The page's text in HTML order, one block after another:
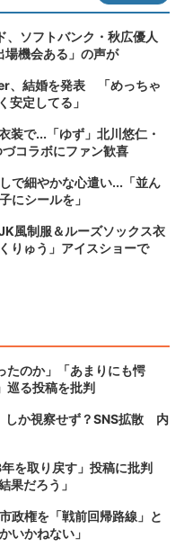
、ソフトバンク・秋広優人
場機会ある」の声が
、結婚を発表 「めっちゃ
安定してる」
装で...「ゆず」北川悠仁・
コラボにファン歓喜
で細やかな心遣い...「並ん
にシールを」
風制服＆ルーズソックス衣
りゅう」アイスショーで
たのか」「あまりにも愕
る投稿を批判
しか視察せず？SNS拡散 内
を取り戻す」投稿に批判
果だろう」
政権を「戦前回帰路線」と
いかねない」